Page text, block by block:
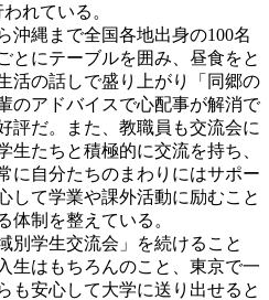
れている。
縄まで全国各地出身の100名
とにテーブルを囲み、昼食をと
活の話しで盛り上がり「同郷の
のアドバイスで心配事が解消で
評だ。また、教職員も交流会に
生たちと積極的に交流を持ち、
に自分たちのまわりにはサポー
して学業や課外活動に励むこと
体制を整えている。
学生交流会」を続けること
生はもちろんのこと、東京で一
も安心して大学に送り出せると